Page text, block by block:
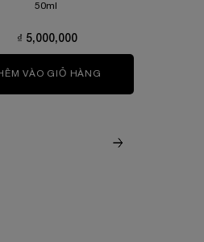
LONGEVITY MD INTERCEPT
COLLAGEN+ LIFT-XTEND
50ml
₫ 5,000,000
VÀO GIỎ HÀNG